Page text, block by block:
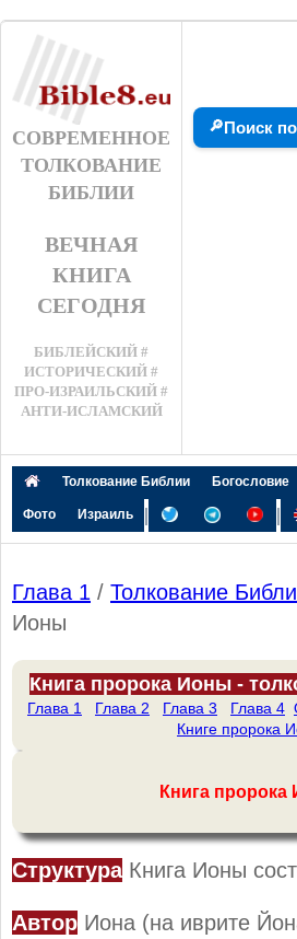
СОВРЕМЕННОЕ
ТОЛКОВАНИЕ
БИБЛИИ
ВЕЧНАЯ
КНИГА
СЕГОДНЯ
БИБЛЕЙСКИЙ #
ИСТОРИЧЕСКИЙ #
ПРО-ИЗРАИЛЬСКИЙ #
АНТИ-ИСЛАМСКИЙ
🔎Поиск
Толкование Библии Богословие
Фото Израиль | |
Глава 1 / Толкование
Ионы
Книга пророка Ионы -
Глава 1 Глава 2 Глава 3 Глава 4
Книге пророка
Книга
Структура Книга Ионы
Автор Иона (на иврите